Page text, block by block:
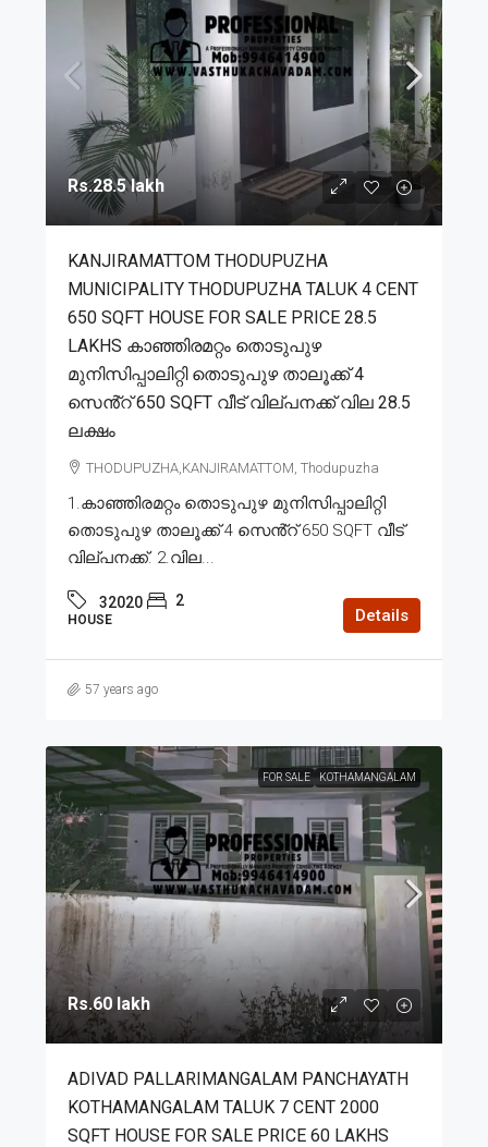
Rs.28.5 lakh
KANJIRAMATTOM THODUPUZHA
MUNICIPALITY THODUPUZHA TALUK 4 CENT
650 SQFT HOUSE FOR SALE PRICE 28.5
LAKHS കാഞ്ഞിരമറ്റം തൊടുപുഴ
മുനിസിപ്പാലിറ്റി തൊടുപുഴ താലൂക്ക് 4
സെൻ്റ് 650 SQFT വീട് വില്പനക്ക് വില 28.5
ലക്ഷം
THODUPUZHA,KANJIRAMATTOM, Thodupuzha
1.കാഞ്ഞിരമറ്റം തൊടുപുഴ മുനിസിപ്പാലിറ്റി
തൊടുപുഴ താലൂക്ക് 4 സെൻ്റ് 650 SQFT വീട്
വില്പനക്ക്. 2.വില...
32020 2
HOUSE Details
57 years ago
FOR SALE KOTHAMANGALAM
Rs.60 lakh
ADIVAD PALLARIMANGALAM PANCHAYATH
KOTHAMANGALAM TALUK 7 CENT 2000
SQFT HOUSE FOR SALE PRICE 60 LAKHS